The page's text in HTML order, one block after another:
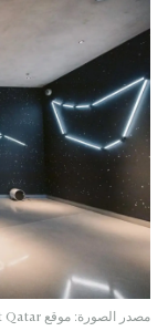
مصدر الصورة: موقع Visit Qatar